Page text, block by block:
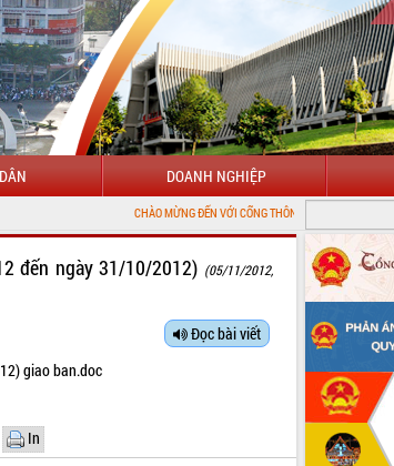
DOANH NGHIỆP
CHÀO MỪNG ĐẾN VỚI CỔNG THÔNG TIN ĐIỆN TỬ TỈNH ĐẮK LẮK
đến ngày 31/10/2012) (05/11/2012,
Đọc bài viết
giao ban.doc
In